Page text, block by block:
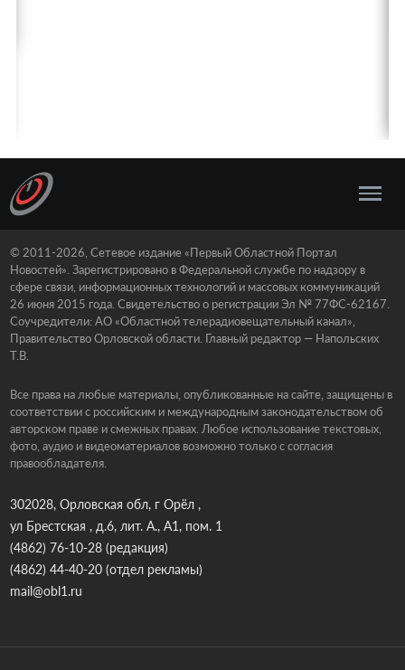
© 2011-2026, Сетевое издание «Первый Областной Портал
Новостей». Зарегистрировано в Федеральной службе по надзору в
сфере связи, информационных технологий и массовых коммуникаций
26 июня 2015 года. Свидетельство о регистрации Эл № 77ФС-62167.
Соучредители: АО «Областной телерадиовещательный канал»,
Правительство Орловской области. Главный редактор — Напольских
Т.В.
Все права на любые материалы, опубликованные на сайте, защищены в
соответствии с российским и международным законодательством об
авторском праве и смежных правах. Любое использование текстовых,
фото, аудио и видеоматериалов возможно только с согласия
правообладателя.
302028, Орловская обл, г Орёл ,
ул Брестская , д.6, лит. А., А1, пом. 1
(4862) 76-10-28(редакция)
(4862) 44-40-20(отдел рекламы)
mail@obl1.ru